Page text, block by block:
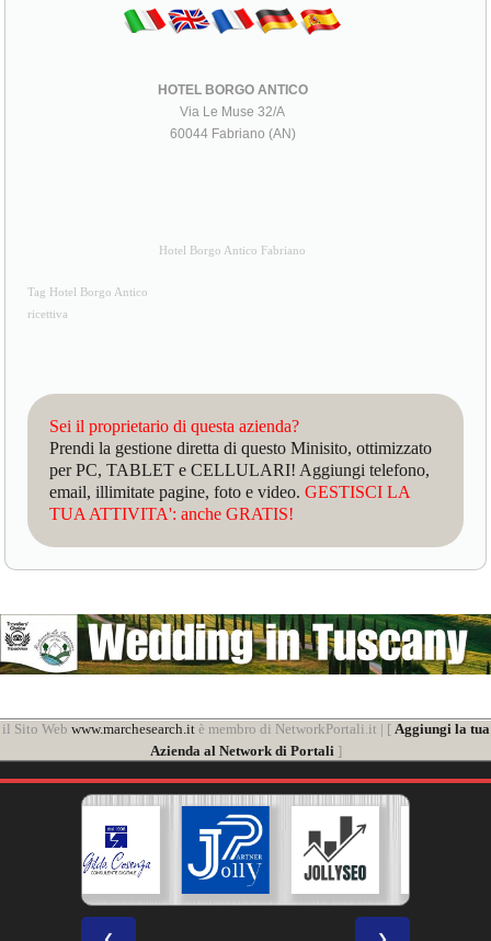
HOTEL BORGO ANTICO
Via Le Muse 32/A
60044 Fabriano (AN)
Hotel Borgo Antico Fabriano
Tag Hotel Borgo Antico
ricettiva
Sei il proprietario di questa azienda?
Prendi la gestione diretta di questo Minisito, ottimizzato
per PC, TABLET e CELLULARI! Aggiungi telefono,
email, illimitate pagine, foto e video.GESTISCI LA
TUA ATTIVITA': anche GRATIS!
il Sito Web www.marchesearch.itè membro di NetworkPortali.it | [ Aggiungi la tua
Azienda al Network di Portali]